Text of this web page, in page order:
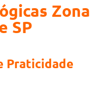
Zona
SP
Praticidade